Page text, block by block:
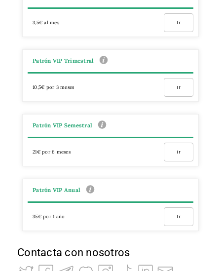
3,5€ al mes Ir
Patrón VIP Trimestral
10,5€ por 3 meses Ir
Patrón VIP Semestral
21€ por 6 meses Ir
Patrón VIP Anual
35€ por 1 año Ir
Contacta con nosotros